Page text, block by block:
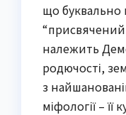
що буквально
належить
родючості,
з
міфології – її